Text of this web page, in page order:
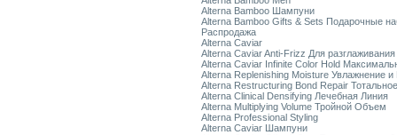
Alterna Bamboo Шампуни
Alterna Bamboo Gifts & Sets Подарочные
Распродажа
Alterna Caviar
Alterna Caviar Anti-Frizz Для
Alterna Caviar Infinite Color Hold
Alterna Replenishing Moisture Увлажнение и
Alterna Restructuring Bond Repair
Alterna Clinical Densifying Лечебная Линия
Alterna Multiplying Volume Тройной Объем
Alterna Professional Styling
Alterna Caviar Шампуни